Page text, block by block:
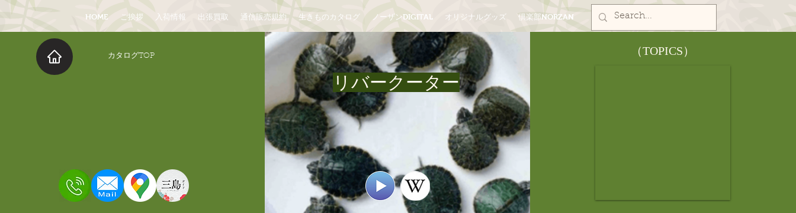
HOME ご挨拶 入荷情報 出張買取 通信販売規約 生きものカタログ ノーザンDIGITAL オリジナルグッズ 倶楽部NORZAN
​カタログTOP
リバークーター
​（TOPICS）